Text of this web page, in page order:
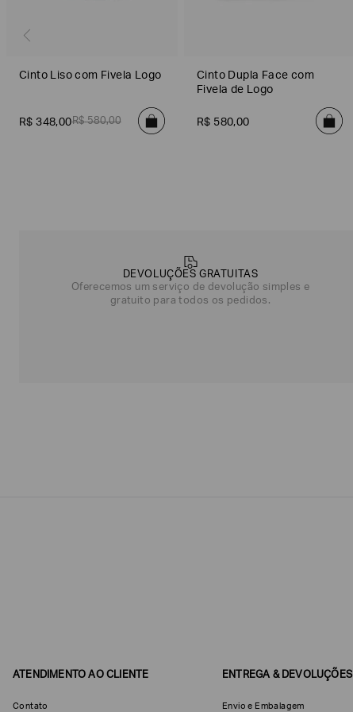
Cinto Liso com Fivela Logo
R$ 348,00R$ 580,00
Cinto Dupla Face com
Fivela de Logo
R$ 580,00
DEVOLUÇÕES GRATUITAS
Oferecemos um serviço de devolução simples e
gratuito para todos os pedidos.
ATENDIMENTO AO CLIENTE
Contato
ENTREGA & DEVOLUÇÕES
Envio e Embalagem
mais
sobre
você?